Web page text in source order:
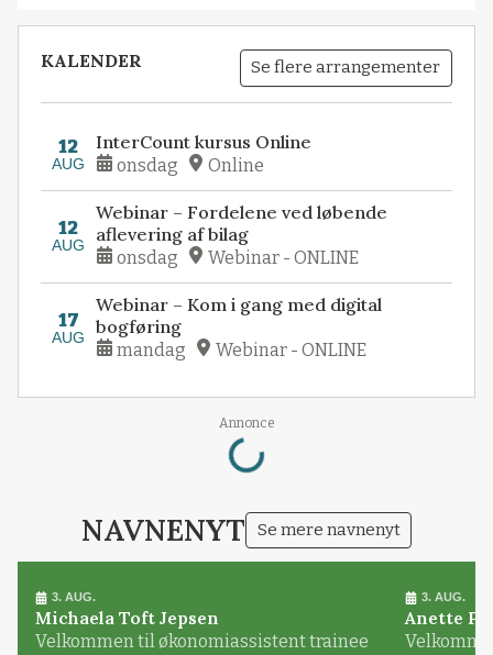
KALENDER Se flere arrangementer
12
AUG
InterCount kursus Online
onsdag Online
12
AUG
Webinar – Fordelene ved løbende
aflevering af bilag
onsdag Webinar - ONLINE
17
AUG
Webinar – Kom i gang med digital
bogføring
mandag Webinar - ONLINE
Annonce
Loading...
NAVNENYT Se mere navnenyt
3. AUG.
Michaela Toft Jepsen
Velkommen til økonomiassistent trainee
3. AUG.
Anette